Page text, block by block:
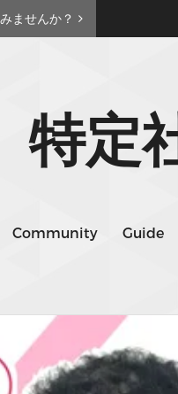
ませんか？
特定
Community Guide